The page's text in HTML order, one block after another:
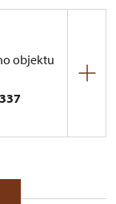
objektu
67972